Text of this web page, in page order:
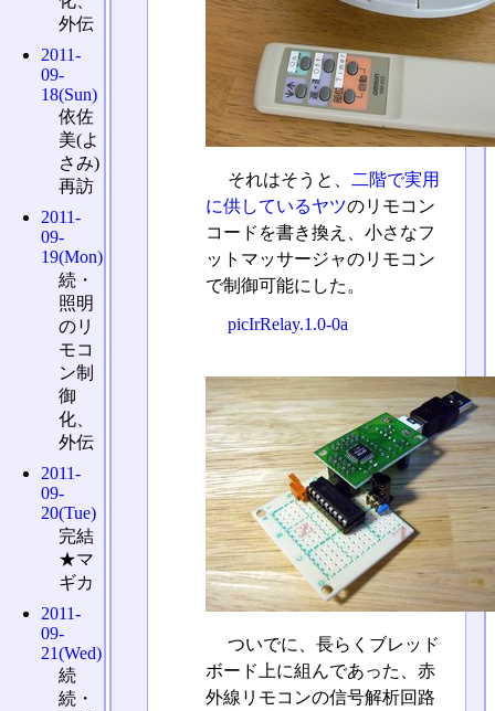
それはそうと、
二階で実用
に供しているヤツのリモコン
コードを書き換え、小さなフ
ットマッサージャのリモコン
で制御可能にした。
picIrRelay.1.0-0a
ついでに、長らくブレッド
ボード上に組んであった、赤
外線リモコンの信号解析回路
外伝
2011-
09-
18(Sun)
依佐
美(よ
さみ)
再訪
2011-
09-
19(Mon)
続・
照明
のリ
モコ
ン制
御
化、
外伝
2011-
09-
20(Tue)
完結
★マ
ギカ
2011-
09-
21(Wed)
続
続・